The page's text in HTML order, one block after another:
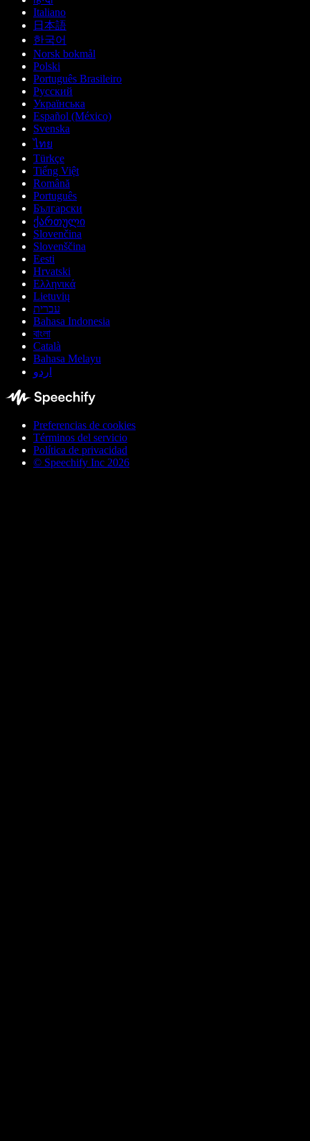
Italiano
日本語
한국어
Norsk bokmål
Polski
Português Brasileiro
Русский
Українська
Español (México)
Svenska
ไทย
Türkçe
Tiếng Việt
Română
Português
Български
ქართული
Slovenčina
Slovenščina
Eesti
Hrvatski
Ελληνικά
Lietuvių
עברית
Bahasa Indonesia
বাংলা
Català
Bahasa Melayu
اردو
Preferencias de cookies
Términos del servicio
Política de privacidad
© Speechify Inc 2026